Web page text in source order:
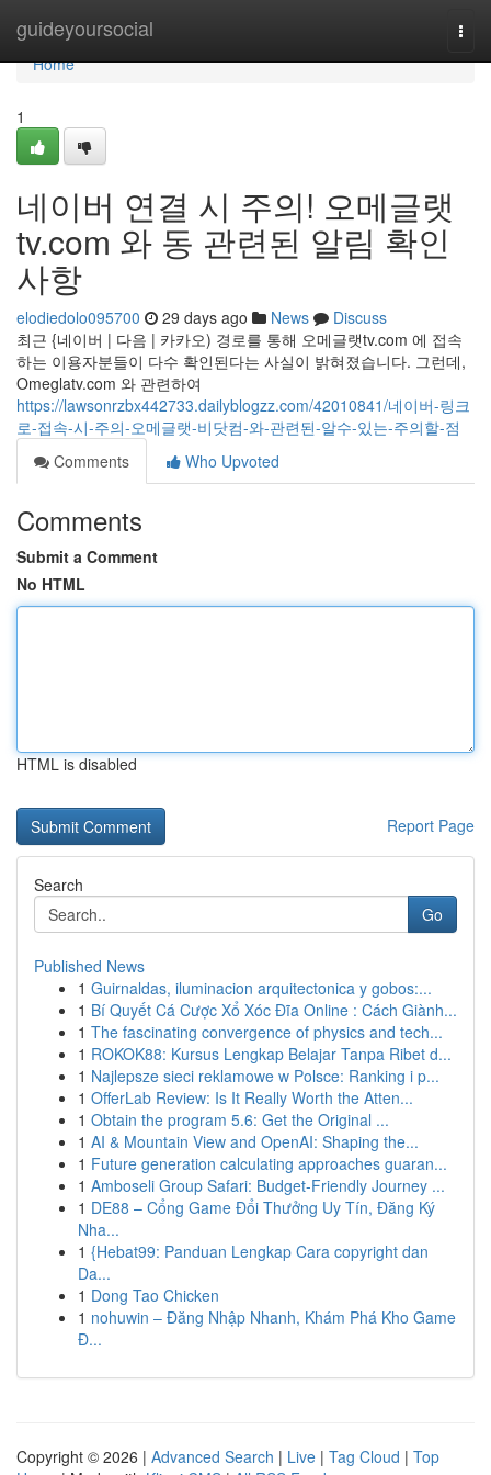
guideyoursocial
Home
Home
1
네이버 연결 시 주의! 오메글랫
tv.com 와 동 관련된 알림 확인
사항
elodiedolo095700 29 days ago News
Discuss
최근 {네이버 | 다음 | 카카오) 경로를 통해 오메글랫tv.com 에 접속
하는 이용자분들이 다수 확인된다는 사실이 밝혀졌습니다. 그런데,
Omeglatv.com 와 관련하여
https://lawsonrzbx442733.dailyblogzz.com/42010841/네이버-링크
로-접속-시-주의-오메글랫-비닷컴-와-관련된-알수-있는-주의할-점
Comments
Who Upvoted
Comments
Submit a Comment
No HTML
HTML is disabled
Report Page
Search
Go
Published News
1 Guirnaldas, iluminacion arquitectonica y gobos:...
1 Bí Quyết Cá Cược Xổ Xóc Đĩa Online : Cách Giành...
1 The fascinating convergence of physics and tech...
1 ROKOK88: Kursus Lengkap Belajar Tanpa Ribet d...
1 Najlepsze sieci reklamowe w Polsce: Ranking i p...
1 OfferLab Review: Is It Really Worth the Atten...
1 Obtain the program 5.6: Get the Original ...
1 AI & Mountain View and OpenAI: Shaping the...
1 Future generation calculating approaches guaran...
1 Amboseli Group Safari: Budget-Friendly Journey ...
1 DE88 – Cổng Game Đổi Thưởng Uy Tín, Đăng Ký
Nha...
1 {Hebat99: Panduan Lengkap Cara copyright dan
Da...
1 Dong Tao Chicken
1 nohuwin – Đăng Nhập Nhanh, Khám Phá Kho Game
Đ...
Copyright © 2026 | Advanced Search | Live | Tag Cloud | Top